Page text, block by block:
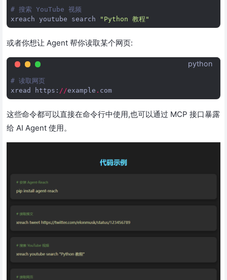
# 搜索 YouTube 视频
xreach youtube search "Python 教程"
或者你想让 Agent 帮你读取某个网页:
python
# 读取网页
xread
https : //example . com
这些命令都可以直接在命令行中使用,也可以通过 MCP 接口暴露
给 AI Agent 使用。